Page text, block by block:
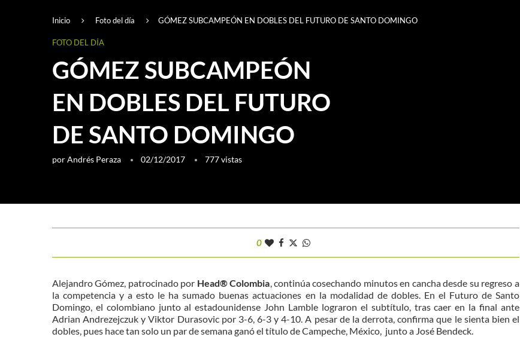
Inicio Foto del día GÓMEZ SUBCAMPEÓN EN DOBLES DEL FUTURO DE SANTO DOMINGO
FOTO DEL DÍA
GÓMEZ SUBCAMPEÓN
EN DOBLES DEL FUTURO
DE SANTO DOMINGO
porAndrés Peraza 02/12/2017 777vistas
0
Alejandro Gómez, patrocinado por Head® Colombia, continúa cosechando minutos en cancha desde su regreso a
la competencia y a esto le ha sumado buenas actuaciones en la modalidad de dobles. En el Futuro de Santo
Domingo, el colombiano junto al estadounidense John Lamble lograron el subtítulo, tras caer en la final ante
Adrian Andrezejczuk y Viktor Durasovic por 3-6, 6-3 y 4-10. A pesar de la derrota, confirma que le sienta bien el
dobles, pues hace tan solo un par de semana ganó el título de Campeche, México, junto a José Bendeck.